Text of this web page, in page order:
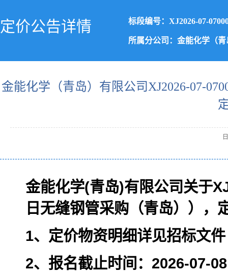
定价公告详情 标段编号：XJ2026-07-
所属分公司：金能化学（
金能化学（青岛）有限公司XJ2026-07-